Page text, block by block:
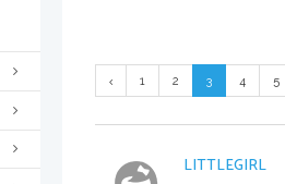
1 2 3 4 5
LITTLEGIRL